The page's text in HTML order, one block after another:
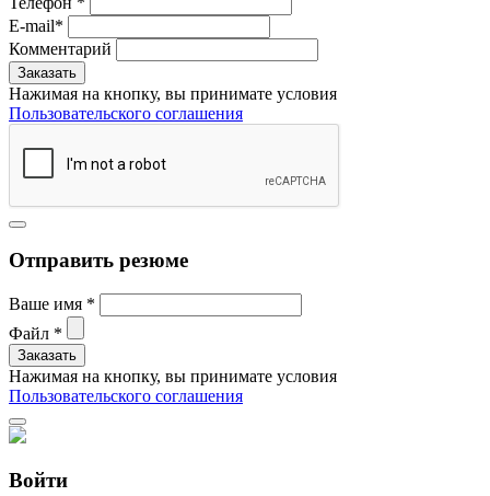
E-mail*
Комментарий
Нажимая на кнопку, вы принимате условия
Пользовательского соглашения
Отправить резюме
Ваше имя *
Файл *
Нажимая на кнопку, вы принимате условия
Пользовательского соглашения
Войти